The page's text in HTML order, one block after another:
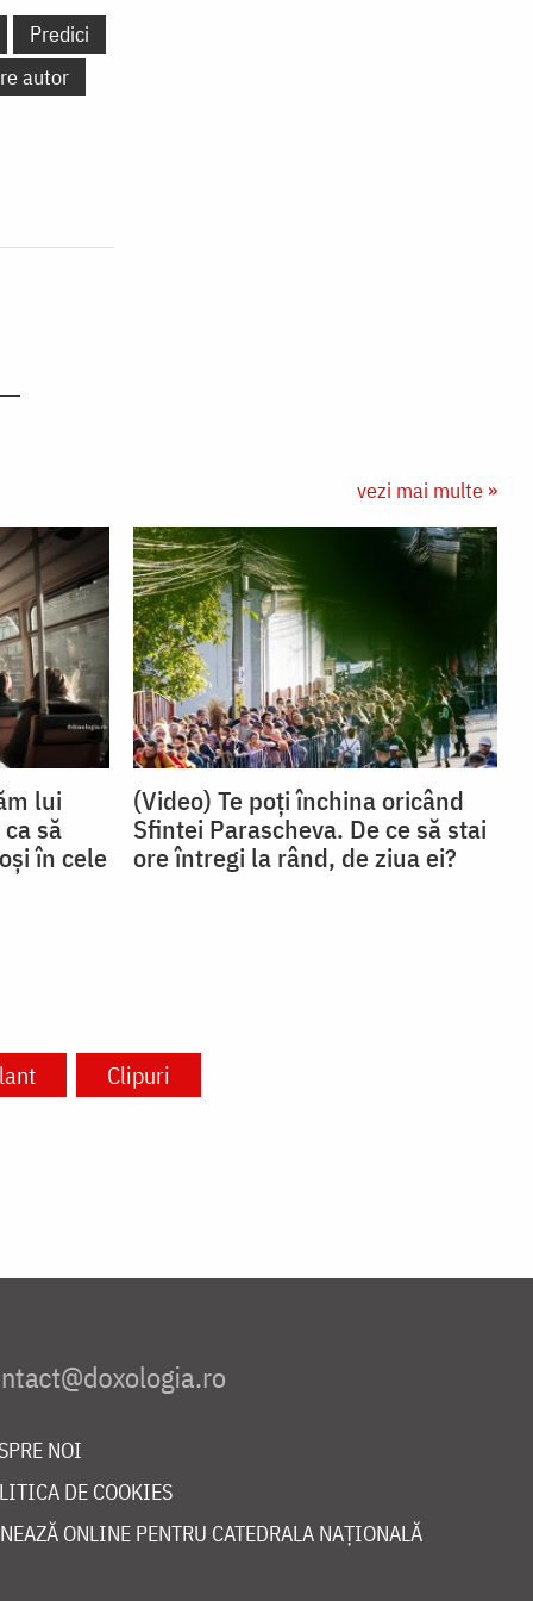
Predici
autor
vezi mai multe »
lui
să
în cele
(Video) Te poți închina oricând
Sfintei Parascheva. De ce să stai
ore întregi la rând, de ziua ei?
Clipuri
NOI
DE COOKIES
ONLINE PENTRU CATEDRALA NAȚIONALĂ